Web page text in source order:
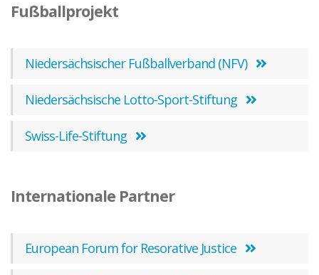
Fußballprojekt
Niedersächsischer Fußballverband (NFV)
Niedersächsische Lotto-Sport-Stiftung
Swiss-Life-Stiftung
Internationale Partner
European Forum for Resorative Justice